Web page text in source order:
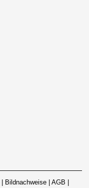
Bildnachweise AGB